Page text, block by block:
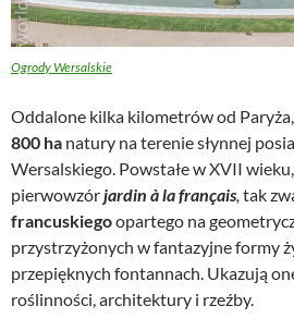
Ogrody Wersalskie
Oddalone kilka kilometrów od
800 ha natury na terenie słynnej
Wersalskiego. Powstałe w XVII
pierwowzór jardin à la français tak
francuskiegoopartego na
przystrzyżonych w fantazyjne formy
przepięknych fontannach. Ukazują
roślinności, architektury i rzeźby.